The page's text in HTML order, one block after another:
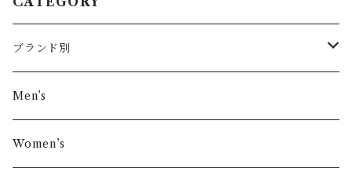
ブランド別
その他ブランド
COMME des GARÇONS
Men’s
Women’s